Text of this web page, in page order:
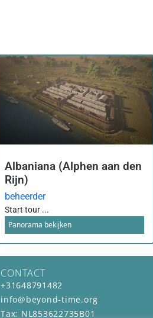
Albaniana (Alphen aan den
Rijn)
beheerder
Start tour ...
Panorama bekijken
CONTACT
+31648791482
info@beyond-time.org
Tax: NL853622735B01